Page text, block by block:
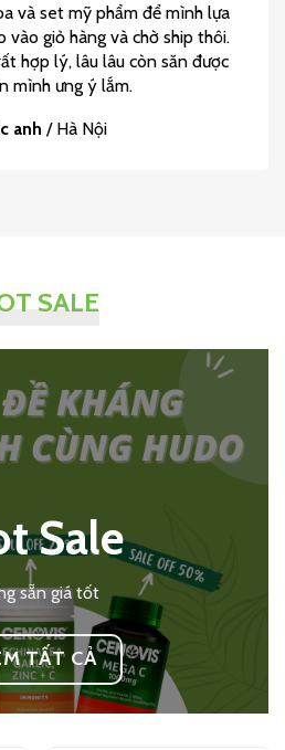
và set mỹ phẩm để mình lựa
vào giỏ hàng và chờ ship thôi.
hợp lý, lâu lâu còn săn được
mình ưng ý lắm.
anh / Hà Nội
SALE
Sale
sẵn giá tốt
TẤT CẢ